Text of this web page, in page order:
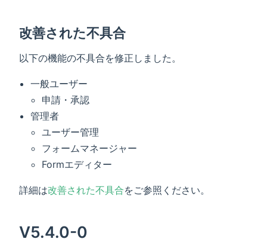
改善された不具合
以下の機能の不具合を修正しました。
一般ユーザー
申請・承認
管理者
ユーザー管理
フォームマネージャー
Formエディター
詳細は改善された不具合をご参照ください。
V5.4.0-0